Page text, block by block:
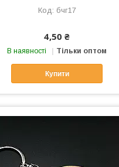
бчг17
4,50 ₴
В наявності Тільки оптом
Купити